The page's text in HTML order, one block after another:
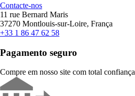
Contacte-nos
11 rue Bernard Maris
37270 Montlouis-sur-Loire, França
+33 1 86 47 62 58
Pagamento seguro
Compre em nosso site com total confiança